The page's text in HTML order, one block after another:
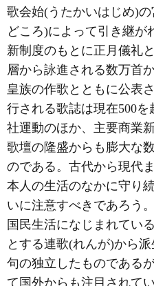
歌会始(うたかいはじめ)
どころ)によって引き継が
新制度のもとに正月儀礼
層から詠進される数万首
皇族の作歌とともに公表
行される歌誌は現在500
社運動のほか、主要商業
歌壇の隆盛からも膨大な
のである。古代から現代
本人の生活のなかに守り
いに注意すべきであろう
国民生活になじまれてい
とする連歌(れんが)から
句の独立したものである
て国外からも注目されて